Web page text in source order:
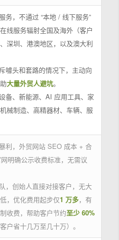
务，不通过 “本地 / 线下服务”
线服务辐射全国及海外（客户
深圳、港澳地区，以及澳大利
噱头和套路的情况下，主动向
大量外贸人避坑。
备、新能源、AI 应用工具、家
械制造、高精器材、车辆、服
利，外贸网站 SEO 成本 + 合
明确公示收费标准，无需议
，创始人直接对接客户，无大
，优化费用起步仅1 万多，有
收费，帮助客户节约至少 60%
户省十几万至几十万）。